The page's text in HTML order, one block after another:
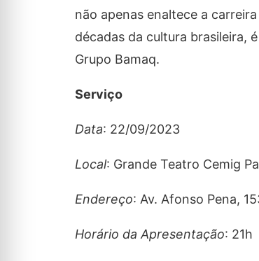
não apenas enaltece a
décadas da cultura brasileira,
Grupo Bamaq.
Serviço
Data: 22/09/2023
Local: Grande Teatro Cemig
Endereço: Av. Afonso Pena,
Horário da Apresentação: 21h